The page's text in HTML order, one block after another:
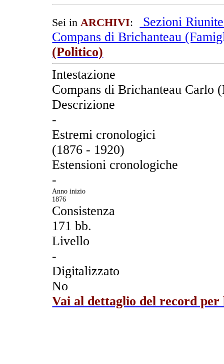
Sei inARCHIVI:
Sezioni
Compans di Brichanteau
(Politico)
Intestazione
Compans di Brichanteau Carlo
Descrizione
-
Estremi cronologici
(1876 - 1920)
Estensioni cronologiche
-
Anno inizio
1876
Consistenza
171 bb.
Livello
-
Digitalizzato
No
Vai al dettaglio del record per